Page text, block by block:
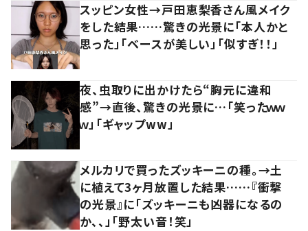
スッピン女性→戸田恵梨香さん風メイク
をした結果……驚きの光景に「本人かと
思った」「ベースが美しい」「似すぎ！！」
夜、虫取りに出かけたら“胸元に違和
感”→直後、驚きの光景に…「笑ったｗｗ
ｗ」「ギャップww」
メルカリで買ったズッキーニの種。→土
に植えて3ヶ月放置した結果……『衝撃
の光景』に「ズッキーニも凶器になるの
か、、」「野太い音！笑」